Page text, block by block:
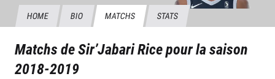
HOME BIO MATCHS STATS
Matchs deSir’Jabari Ricepour la saison
2018-2019